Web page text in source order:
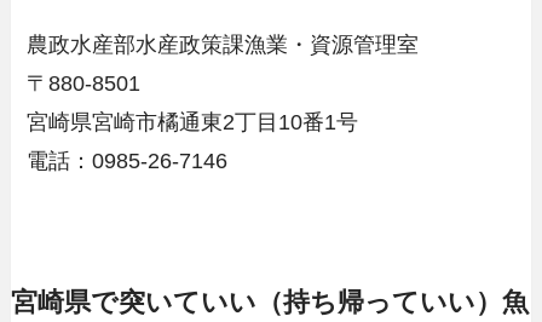
農政水産部水産政策課漁業・資源管理室
〒880-8501
宮崎県宮崎市橘通東2丁目10番1号
電話：0985-26-7146
宮崎県で突いていい（持ち帰っていい）魚